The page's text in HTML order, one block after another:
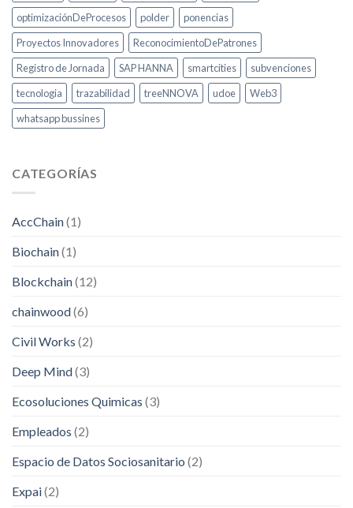
optimizaciónDeProcesos
polder
ponencias
Proyectos Innovadores
ReconocimientoDePatrones
Registro de Jornada
SAP HANNA smartcities
subvenciones
tecnologia
trazabilidad treeNNOVA udoe
Web3
whatsapp bussines
CATEGORÍAS
AccChain(1)
Biochain(1)
Blockchain(12)
chainwood(6)
Civil Works (2)
Deep Mind(3)
Ecosoluciones Quimicas (3)
Empleados (2)
Espacio de Datos Sociosanitario (2)
Expai(2)